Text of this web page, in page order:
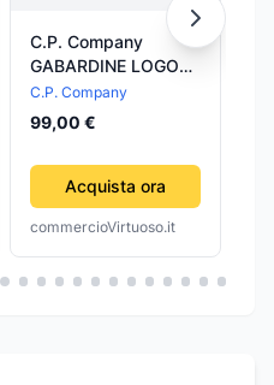
C.P. Company
GABARDINE LOGO
CAP
C.P. Company
99,00 €
Acquista ora
commercioVirtuoso.it